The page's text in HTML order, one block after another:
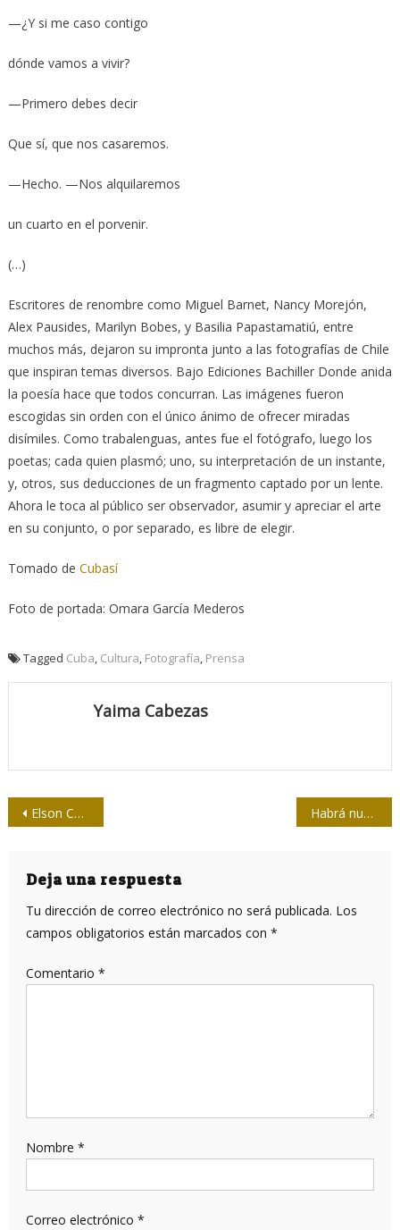
—¿Y si me caso contigo
dónde vamos a vivir?
—Primero debes decir
Que sí, que nos casaremos.
—Hecho. —Nos alquilaremos
un cuarto en el porvenir.
(…)
Escritores de renombre como Miguel Barnet, Nancy Morejón,
Alex Pausides, Marilyn Bobes, y Basilia Papastamatiú, entre
muchos más, dejaron su impronta junto a las fotografías de Chile
que inspiran temas diversos. Bajo Ediciones Bachiller Donde anida
la poesía hace que todos concurran. Las imágenes fueron
escogidas sin orden con el único ánimo de ofrecer miradas
disímiles. Como trabalenguas, antes fue el fotógrafo, luego los
poetas; cada quien plasmó; uno, su interpretación de un instante,
y, otros, sus deducciones de un fragmento captado por un lente.
Ahora le toca al público ser observador, asumir y apreciar el arte
en su conjunto, o por separado, es libre de elegir.
Tomado de Cubasí
Foto de portada: Omara García Mederos
Tagged Cuba, Cultura, Fotografía, Prensa
Yaima Cabezas
Navegación
entradas
Elson Concepción: “Mi hermano Eloy fue mi guía en el periodismo” Habrá nuevo campeón en Torneo de Softball de la Prensa en La Habana
Deja una respuesta
Tu dirección de correo electrónico no será publicada. Los
campos obligatorios están marcados con *
Comentario *
Nombre *
Correo electrónico *